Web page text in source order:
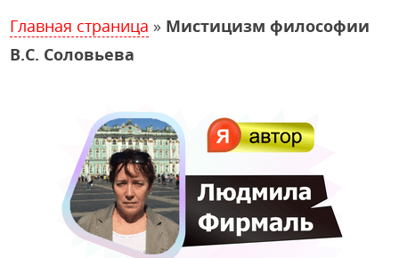
Главная страница » Мистицизм философии
В.С. Соловьева